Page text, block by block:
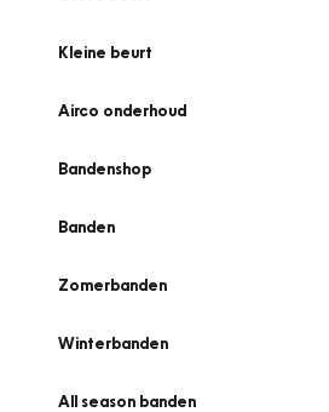
Kleine beurt
Airco onderhoud
Bandenshop
Banden
Zomerbanden
Winterbanden
All season banden